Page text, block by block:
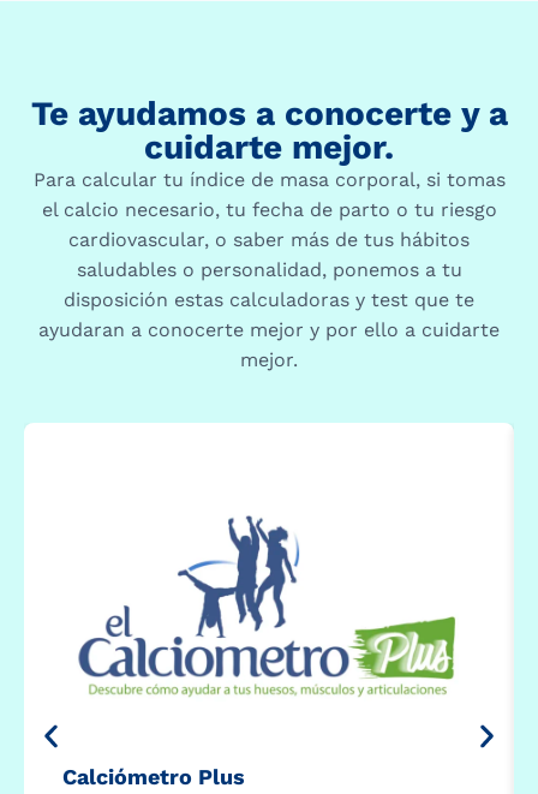
Te ayudamos a conocerte y a
cuidarte mejor.
Para calcular tu índice de masa corporal, si tomas
el calcio necesario, tu fecha de parto o tu riesgo
cardiovascular, o saber más de tus hábitos
saludables o personalidad, ponemos a tu
disposición estas calculadoras y test que te
ayudaran a conocerte mejor y por ello a cuidarte
mejor.
Calciómetro Plus